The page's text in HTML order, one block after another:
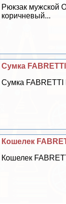
Рюкзак мужской
коричневый...
Сумка
Сумка FABRETTI
Кошелек
Кошелек